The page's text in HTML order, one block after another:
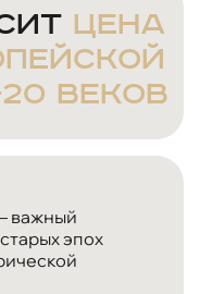
цена
веков
важный
эпох